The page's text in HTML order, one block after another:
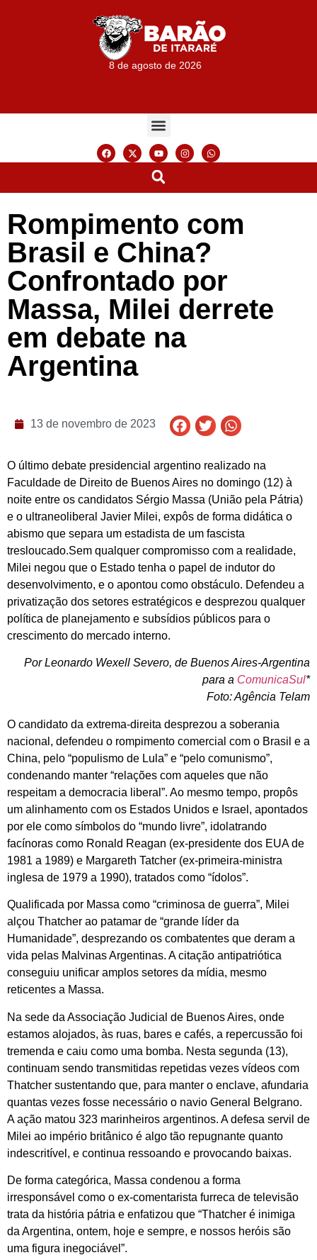
8 de agosto de 2026
Rompimento com
Brasil e China?
Confrontado por
Massa, Milei derrete
em debate na
Argentina
13 de novembro de 2023
O último debate presidencial argentino realizado na
Faculdade de Direito de Buenos Aires no domingo (12) à
noite entre os candidatos Sérgio Massa (União pela Pátria)
e o ultraneoliberal Javier Milei, expôs de forma didática o
abismo que separa um estadista de um fascista
tresloucado.Sem qualquer compromisso com a realidade,
Milei negou que o Estado tenha o papel de indutor do
desenvolvimento, e o apontou como obstáculo. Defendeu a
privatização dos setores estratégicos e desprezou qualquer
política de planejamento e subsídios públicos para o
crescimento do mercado interno.
Por Leonardo Wexell Severo, de Buenos Aires-Argentina
para a ComunicaSul*
Foto: Agência Telam
O candidato da extrema-direita desprezou a soberania
nacional, defendeu o rompimento comercial com o Brasil e a
China, pelo “populismo de Lula” e “pelo comunismo”,
condenando manter “relações com aqueles que não
respeitam a democracia liberal”. Ao mesmo tempo, propôs
um alinhamento com os Estados Unidos e Israel, apontados
por ele como símbolos do “mundo livre”, idolatrando
facínoras como Ronald Reagan (ex-presidente dos EUA de
1981 a 1989) e Margareth Tatcher (ex-primeira-ministra
inglesa de 1979 a 1990), tratados como “ídolos”.
Qualificada por Massa como “criminosa de guerra”, Milei
alçou Thatcher ao patamar de “grande líder da
Humanidade”, desprezando os combatentes que deram a
vida pelas Malvinas Argentinas. A citação antipatriótica
conseguiu unificar amplos setores da mídia, mesmo
reticentes a Massa.
Na sede da Associação Judicial de Buenos Aires, onde
estamos alojados, às ruas, bares e cafés, a repercussão foi
tremenda e caiu como uma bomba. Nesta segunda (13),
continuam sendo transmitidas repetidas vezes vídeos com
Thatcher sustentando que, para manter o enclave, afundaria
quantas vezes fosse necessário o navio General Belgrano.
A ação matou 323 marinheiros argentinos. A defesa servil de
Milei ao império britânico é algo tão repugnante quanto
indescritível, e continua ressoando e provocando baixas.
De forma categórica, Massa condenou a forma
irresponsável como o ex-comentarista furreca de televisão
trata da história pátria e enfatizou que “Thatcher é inimiga
da Argentina, ontem, hoje e sempre, e nossos heróis são
uma figura inegociável”.